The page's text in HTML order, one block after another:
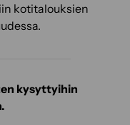
kotitalouksien
kysyttyihin